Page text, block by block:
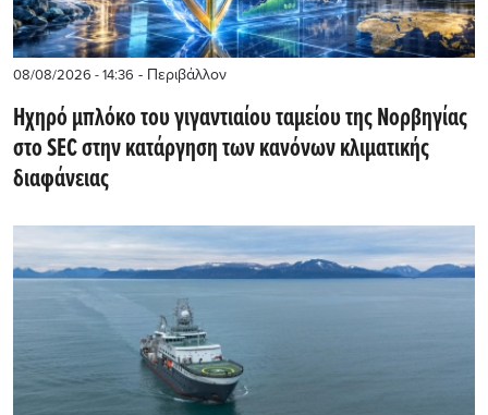
08/08/2026 - 14:36 - Περιβάλλον
Ηχηρό μπλόκο του γιγαντιαίου ταμείου της Νορβηγίας
στο SEC στην κατάργηση των κανόνων κλιματικής
διαφάνειας